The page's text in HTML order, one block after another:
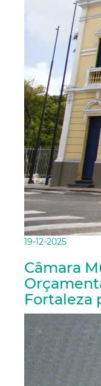
19-12-2025
Câmara
Fortaleza